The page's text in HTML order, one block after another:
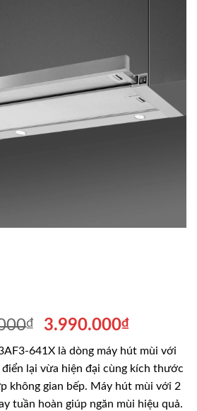
₫
Giá
là:
5.990.000₫.
3.990.000₫Giá
tại
là:
641X là dòng máy hút mùi với
lại vừa hiện đại cùng kích thước
không gian bếp. Máy hút mùi với 2
tuần hoàn giúp ngăn mùi hiệu quả.